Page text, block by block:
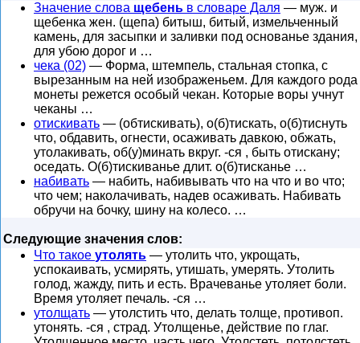
Значение слова щебень в словаре Даля — муж. и
щебенка жен. (щепа) битыш, битый, измельченный
камень, для засыпки и заливки под основанье здания,
для убою дорог и …
чека (02) — Форма, штемпель, стальная стопка, с
вырезанным на ней изображеньем. Для каждого рода
монеты режется особый чекан. Которые воры учнут
чеканы …
отискивать — (обтискивать), о(б)тискать, о(б)тиснуть
что, обдавить, огнести, осаживать давкою, обжать,
утолакивать, об(у)минать вкруг. -ся , быть отискану;
оседать. О(б)тискиванье длит. о(б)тисканье …
набивать — набить, набивывать что на что и во что;
что чем; наколачивать, надев осаживать. Набивать
обручи на бочку, шину на колесо. …
Следующие значения слов:
Что такое утолять — утолить что, укрощать,
успокаивать, усмирять, утишать, умерять. Утолить
голод, жажду, пить и есть. Врачеванье утоляет боли.
Время утоляет печаль. -ся …
утолщать — утолстить что, делать толще, противоп.
утонять. -ся , страд. Утолщенье, действие по глаг.